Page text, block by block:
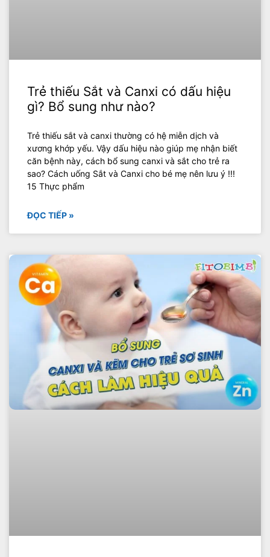
Trẻ thiếu Sắt và Canxi có dấu hiệu
gì? Bổ sung như nào?
Trẻ thiếu sắt và canxi thường có hệ miễn dịch và
xương khớp yếu. Vậy dấu hiệu nào giúp mẹ nhận biết
căn bệnh này, cách bổ sung canxi và sắt cho trẻ ra
sao? Cách uống Sắt và Canxi cho bé mẹ nên lưu ý !!!
15 Thực phẩm
ĐỌC TIẾP »